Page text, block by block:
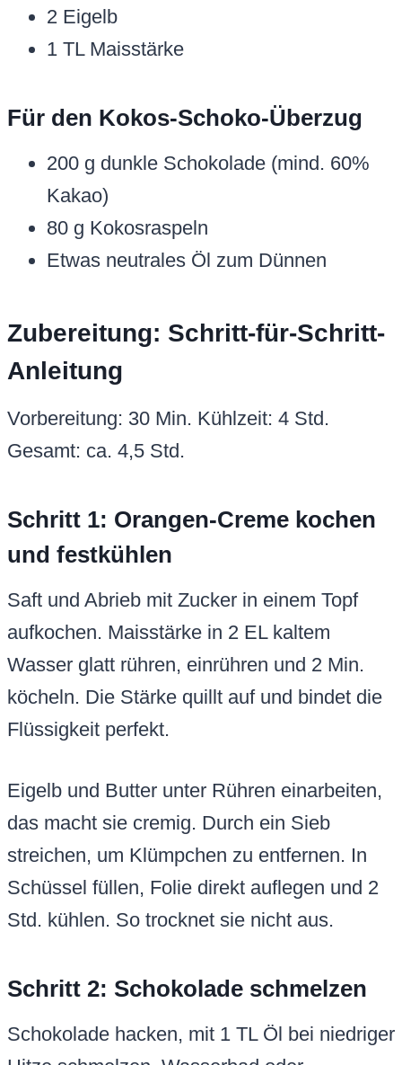
2 Eigelb
1 TL Maisstärke
Für den Kokos-Schoko-Überzug
200 g dunkle Schokolade (mind. 60%
Kakao)
80 g Kokosraspeln
Etwas neutrales Öl zum Dünnen
Zubereitung: Schritt-für-Schritt-
Anleitung
Vorbereitung: 30 Min. Kühlzeit: 4 Std.
Gesamt: ca. 4,5 Std.
Schritt 1: Orangen-Creme kochen
und festkühlen
Saft und Abrieb mit Zucker in einem Topf
aufkochen. Maisstärke in 2 EL kaltem
Wasser glatt rühren, einrühren und 2 Min.
köcheln. Die Stärke quillt auf und bindet die
Flüssigkeit perfekt.
Eigelb und Butter unter Rühren einarbeiten,
das macht sie cremig. Durch ein Sieb
streichen, um Klümpchen zu entfernen. In
Schüssel füllen, Folie direkt auflegen und 2
Std. kühlen. So trocknet sie nicht aus.
Schritt 2: Schokolade schmelzen
Schokolade hacken, mit 1 TL Öl bei niedriger